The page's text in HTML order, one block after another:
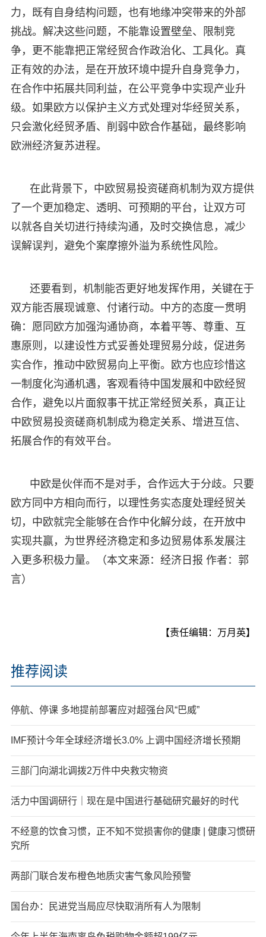
力，既有自身结构问题，也有地缘冲突带来的外部
挑战。解决这些问题，不能靠设置壁垒、限制竞
争，更不能靠把正常经贸合作政治化、工具化。真
正有效的办法，是在开放环境中提升自身竞争力，
在合作中拓展共同利益，在公平竞争中实现产业升
级。如果欧方以保护主义方式处理对华经贸关系，
只会激化经贸矛盾、削弱中欧合作基础，最终影响
欧洲经济复苏进程。
在此背景下，中欧贸易投资磋商机制为双方提供
了一个更加稳定、透明、可预期的平台，让双方可
以就各自关切进行持续沟通，及时交换信息，减少
误解误判，避免个案摩擦外溢为系统性风险。
还要看到，机制能否更好地发挥作用，关键在于
双方能否展现诚意、付诸行动。中方的态度一贯明
确：愿同欧方加强沟通协商，本着平等、尊重、互
惠原则，以建设性方式妥善处理贸易分歧，促进务
实合作，推动中欧贸易向上平衡。欧方也应珍惜这
一制度化沟通机遇，客观看待中国发展和中欧经贸
合作，避免以片面叙事干扰正常经贸关系，真正让
中欧贸易投资磋商机制成为稳定关系、增进互信、
拓展合作的有效平台。
中欧是伙伴而不是对手，合作远大于分歧。只要
欧方同中方相向而行，以理性务实态度处理经贸关
切，中欧就完全能够在合作中化解分歧，在开放中
实现共赢，为世界经济稳定和多边贸易体系发展注
入更多积极力量。（本文来源：经济日报 作者：郭
言）
【责任编辑：万月英】
推荐阅读
停航、停课 多地提前部署应对超强台风“巴威”
IMF预计今年全球经济增长3.0% 上调中国经济增长预期
三部门向湖北调拨2万件中央救灾物资
活力中国调研行｜现在是中国进行基础研究最好的时代
不经意的饮食习惯，正不知不觉损害你的健康 | 健康习惯研
究所
两部门联合发布橙色地质灾害气象风险预警
国台办：民进党当局应尽快取消所有人为限制